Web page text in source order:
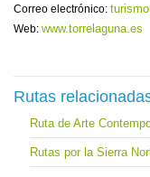
Correo electrónico:
Web: www.torrelaguna.es
Rutas
Ruta de Arte
Rutas por la Sierra